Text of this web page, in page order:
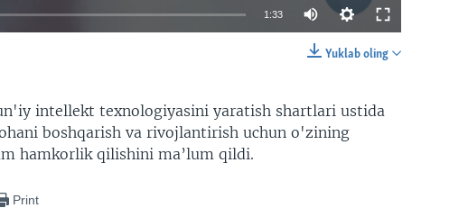
1:33
Yuklab oling
intellekt texnologiyasini yaratish shartlari ustida
boshqarish va rivojlantirish uchun o'zining
hamkorlik qilishini ma’lum qildi.
Print